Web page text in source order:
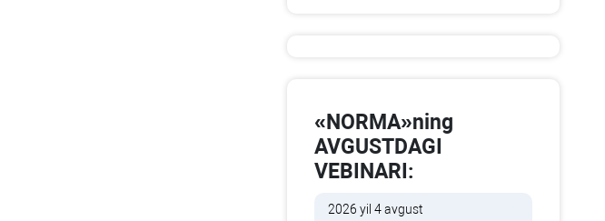
«NORMA»ning
AVGUSTDAGI
VEBINARI:
2026 yil 4 avgust